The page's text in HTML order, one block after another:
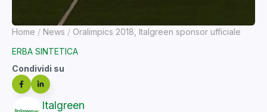
Home News
Oralimpics 2018, Italgreen sponsor ufficiale
ERBA SINTETICA
Condividi su
Italgreen